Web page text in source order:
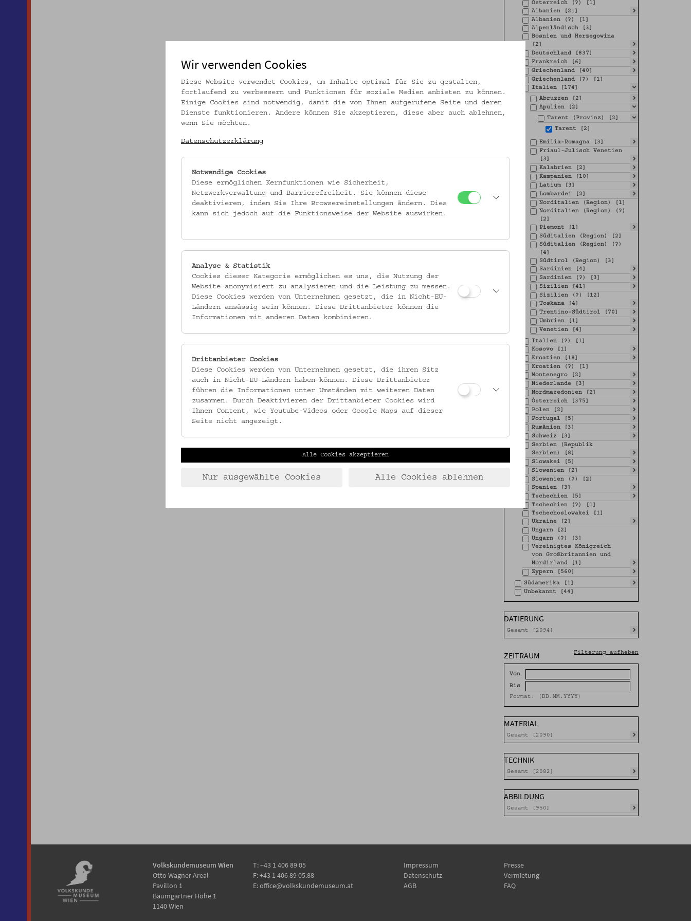
Österreich (?) [1]
Albanien [21]
Albanien (?) [1]
Alpenländisch [3]
Bosnien und Herzegowina
[2]
Deutschland [837]
Frankreich [6]
Griechenland [40]
Griechenland (?) [1]
Italien [174]
Abruzzen [2]
Apulien [2]
Tarent (Provinz) [2]
Tarent [2]
Emilia-Romagna [3]
Friaul-Julisch Venetien
[3]
Kalabrien [2]
Kampanien [10]
Latium [3]
Lombardei [2]
Norditalien (Region) [1]
Norditalien (Region) (?)
[2]
Piemont [1]
Süditalien (Region) [2]
Süditalien (Region) (?)
[4]
Südtirol (Region) [3]
Sardinien [4]
Sardinien (?) [3]
Sizilien [41]
Sizilien (?) [12]
Toskana [4]
Trentino-Südtirol [70]
Umbrien [1]
Venetien [4]
Italien (?) [1]
Kosovo [1]
Kroatien [18]
Kroatien (?) [1]
Montenegro [2]
Niederlande [3]
Nordmazedonien [2]
Österreich [375]
Polen [2]
Portugal [5]
Rumänien [3]
Schweiz [3]
Serbien (Republik
Serbien) [8]
Slowakei [5]
Slowenien [2]
Slowenien (?) [2]
Spanien [3]
Tschechien [5]
Tschechien (?) [1]
Tschechoslowakei [1]
Ukraine [2]
Ungarn [2]
Ungarn (?) [3]
Vereinigtes Königreich
von Großbritannien und
Nordirland [1]
Zypern [560]
Südamerika [1]
Unbekannt [44]
DATIERUNG
Gesamt [2094]
ZEITRAUM Filterung aufheben
Von
Bis
Format: (DD.MM.YYYY)
MATERIAL
Gesamt [2090]
TECHNIK
Gesamt [2082]
ABBILDUNG
Gesamt [950]
Volkskundemuseum Wien
Otto Wagner Areal
Pavillon 1
Baumgartner Höhe 1
1140 Wien
T:+43 1 406 89 05
F: +43 1 406 89 05.88
E:office@volkskundemuseum.at
Impressum
Datenschutz
AGB
Presse
Vermietung
FAQ
Wir verwenden Cookies
Diese Website verwendet Cookies, um Inhalte optimal für Sie zu gestalten,
fortlaufend zu verbessern und Funktionen für soziale Medien anbieten zu können.
Einige Cookies sind notwendig, damit die von Ihnen aufgerufene Seite und deren
Dienste funktionieren. Andere können Sie akzeptieren, diese aber auch ablehnen,
wenn Sie möchten.
Datenschutzerklärung
Notwendige Cookies
Diese ermöglichen Kernfunktionen wie Sicherheit,
Netzwerkverwaltung und Barrierefreiheit. Sie können diese
deaktivieren, indem Sie Ihre Browsereinstellungen ändern. Dies
kann sich jedoch auf die Funktionsweise der Website auswirken.
Analyse & Statistik
Cookies dieser Kategorie ermöglichen es uns, die Nutzung der
Website anonymisiert zu analysieren und die Leistung zu messen.
Diese Cookies werden von Unternehmen gesetzt, die in Nicht-EU-
Ländern ansässig sein können. Diese Drittanbieter können die
Informationen mit anderen Daten kombinieren.
Drittanbieter Cookies
Diese Cookies werden von Unternehmen gesetzt, die ihren Sitz
auch in Nicht-EU-Ländern haben können. Diese Drittanbieter
führen die Informationen unter Umständen mit weiteren Daten
zusammen. Durch Deaktivieren der Drittanbieter Cookies wird
Ihnen Content, wie Youtube-Videos oder Google Maps auf dieser
Seite nicht angezeigt.
Alle Cookies akzeptieren
Nur ausgewählte Cookies Alle Cookies ablehnen